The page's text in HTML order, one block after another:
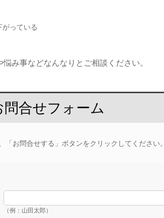
っている
み事などなんなりとご相談ください。
問合せフォーム
お問合せする」ボタンをクリックしてください。
（例：山田太郎）